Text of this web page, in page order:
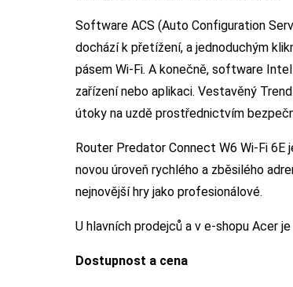
Software ACS (Auto Configuration
dochází k přetížení, a jednoduchým
pásem Wi-Fi. A konečně, software
zařízení nebo aplikaci. Vestavěný
útoky na uzdě prostřednictvím
Router Predator Connect W6 Wi-Fi
novou úroveň rychlého a zběsilého
nejnovější hry jako profesionálové.
U hlavních prodejců a v e-shopu Acer
Dostupnost a cena